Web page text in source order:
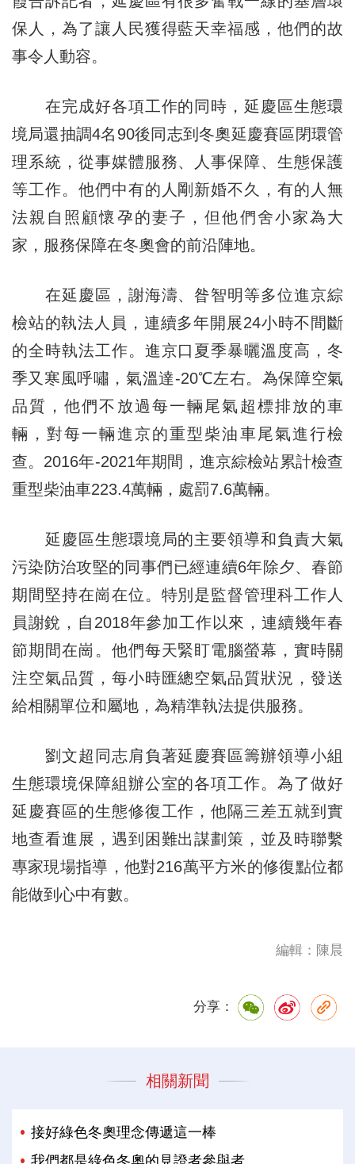
保人，為了讓人民獲得藍天幸福感，他們的故
事令人動容。
在完成好各項工作的同時，延慶區生態環
境局還抽調4名90後同志到冬奧延慶賽區閉環管
理系統，從事媒體服務、人事保障、生態保護
等工作。他們中有的人剛新婚不久，有的人無
法親自照顧懷孕的妻子，但他們舍小家為大
家，服務保障在冬奧會的前沿陣地。
在延慶區，謝海濤、昝智明等多位進京綜
檢站的執法人員，連續多年開展24小時不間斷
的全時執法工作。進京口夏季暴曬溫度高，冬
季又寒風呼嘯，氣溫達-20℃左右。為保障空氣
品質，他們不放過每一輛尾氣超標排放的車
輛，對每一輛進京的重型柴油車尾氣進行檢
查。2016年-2021年期間，進京綜檢站累計檢查
重型柴油車223.4萬輛，處罰7.6萬輛。
延慶區生態環境局的主要領導和負責大氣
污染防治攻堅的同事們已經連續6年除夕、春節
期間堅持在崗在位。特別是監督管理科工作人
員謝銳，自2018年參加工作以來，連續幾年春
節期間在崗。他們每天緊盯電腦螢幕，實時關
注空氣品質，每小時匯總空氣品質狀況，發送
給相關單位和屬地，為精準執法提供服務。
劉文超同志肩負著延慶賽區籌辦領導小組
生態環境保障組辦公室的各項工作。為了做好
延慶賽區的生態修復工作，他隔三差五就到實
地查看進展，遇到困難出謀劃策，並及時聯繫
專家現場指導，他對216萬平方米的修復點位都
能做到心中有數。
編輯：陳晨
分享：
相關新聞
接好綠色冬奧理念傳遞這一棒